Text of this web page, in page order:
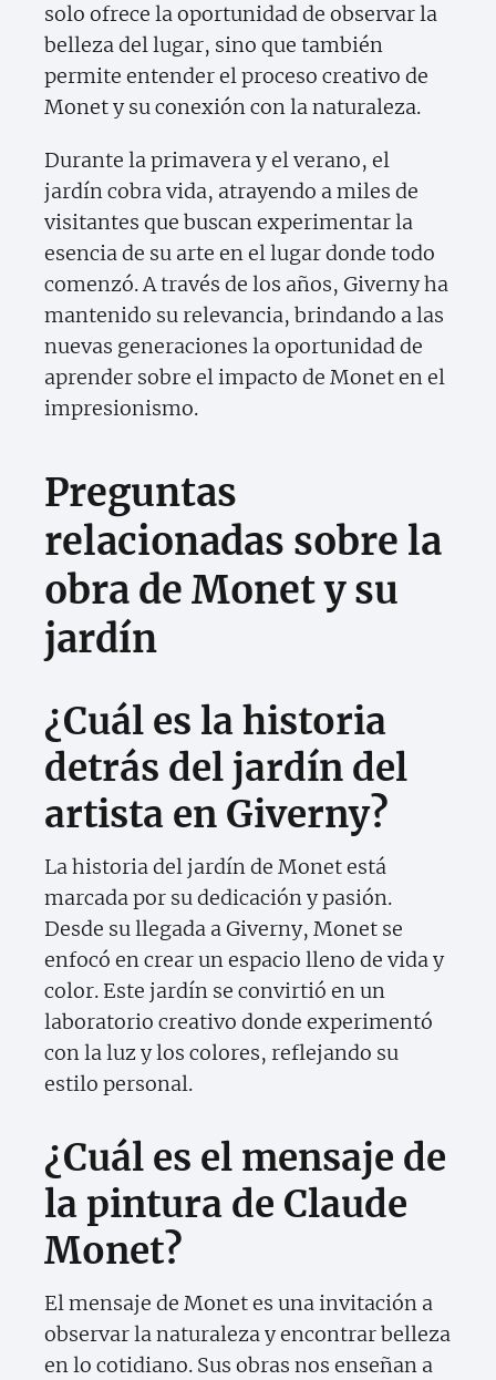
solo ofrece la oportunidad de observar la
belleza del lugar, sino que también
permite entender el proceso creativo de
Monet y su conexión con la naturaleza.
Durante la primavera y el verano, el
jardín cobra vida, atrayendo a miles de
visitantes que buscan experimentar la
esencia de su arte en el lugar donde todo
comenzó. A través de los años, Giverny ha
mantenido su relevancia, brindando a las
nuevas generaciones la oportunidad de
aprender sobre el impacto de Monet en el
impresionismo.
Preguntas
relacionadas sobre la
obra de Monet y su
jardín
¿Cuál es la historia
detrás del jardín del
artista en Giverny?
La historia del jardín de Monet está
marcada por su dedicación y pasión.
Desde su llegada a Giverny, Monet se
enfocó en crear un espacio lleno de vida y
color. Este jardín se convirtió en un
laboratorio creativo donde experimentó
con la luz y los colores, reflejando su
estilo personal.
¿Cuál es el mensaje de
la pintura de Claude
Monet?
El mensaje de Monet es una invitación a
observar la naturaleza y encontrar belleza
en lo cotidiano. Sus obras nos enseñan a